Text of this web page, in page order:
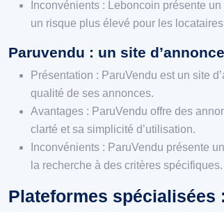
Inconvénients : Leboncoin présente
un risque plus élevé pour les
Paruvendu : un site
Présentation : ParuVendu est un site
qualité de ses annonces.
Avantages : ParuVendu offre des
clarté et sa simplicité d’utilisation.
Inconvénients : ParuVendu présente
la recherche à des critères spécifiques.
Plateformes